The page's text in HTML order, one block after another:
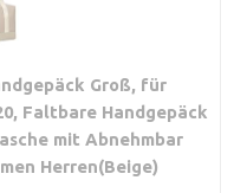
Groß, für
Faltbare Handgepäck
mit Abnehmbar
Herren(Beige)